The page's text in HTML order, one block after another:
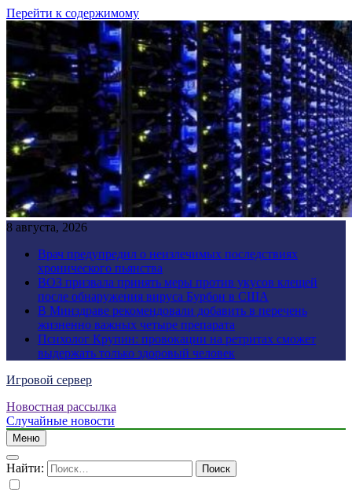
Перейти к содержимому
8 августа, 2026
Врач предупредил о неизлечимых последствиях
хронического пьянства
ВОЗ призвала принять меры против укусов клещей
после обнаружения вируса Бурбон в США
В Минздраве рекомендовали добавить в перечень
жизненно важных четыре препарата
Психолог Крупин: провокации на ретритах сможет
выдержать только здоровый человек
Игровой сервер
Новостная рассылка
Случайные новости
Меню
Найти: